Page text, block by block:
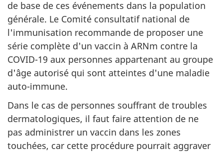
de base de ces événements dans la population
générale. Le Comité consultatif national de
l'immunisation recommande de proposer une
série complète d'un vaccin à ARNm contre la
COVID-19 aux personnes appartenant au groupe
d'âge autorisé qui sont atteintes d'une maladie
auto-immune.
Dans le cas de personnes souffrant de troubles
dermatologiques, il faut faire attention de ne
pas administrer un vaccin dans les zones
touchées, car cette procédure pourrait aggraver